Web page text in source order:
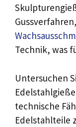
Technik, was
Untersuchen
technische
Edelstahlteile